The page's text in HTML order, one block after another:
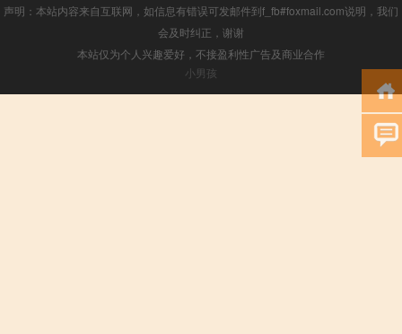
声明：本站内容来自互联网，如信息有错误可发邮件到f_fb#foxmail.com说明，我们
会及时纠正，谢谢
本站仅为个人兴趣爱好，不接盈利性广告及商业合作
小男孩